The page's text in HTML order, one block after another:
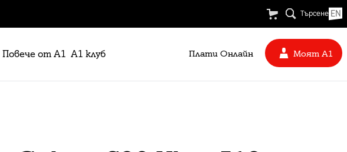
Търсене EN
Повече от А1 А1 клуб Плати Oнлайн Моят А1